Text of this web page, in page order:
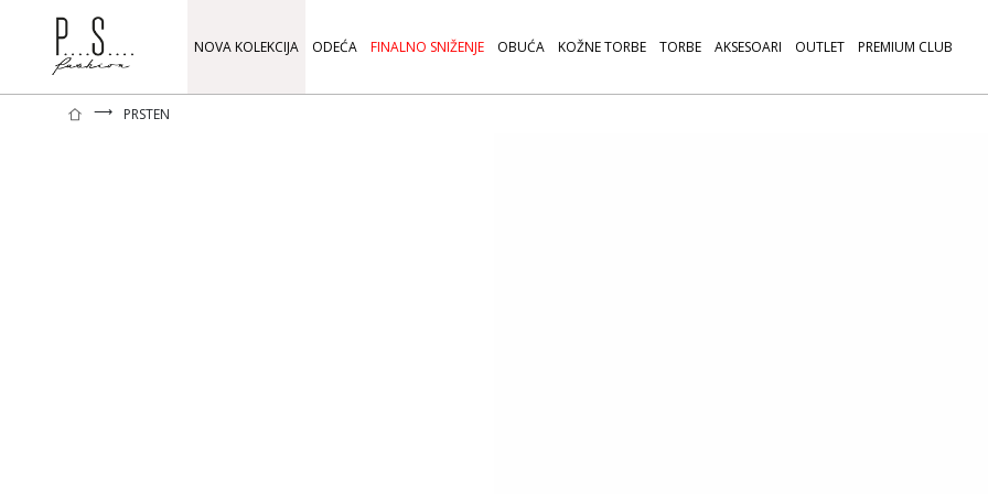
NOVA KOLEKCIJA ODEĆA FINALNO SNIŽENJE OBUĆA KOŽNE TORBE TORBE AKSESOARI OUTLET PREMIUM CLUB
⟶ PRSTEN